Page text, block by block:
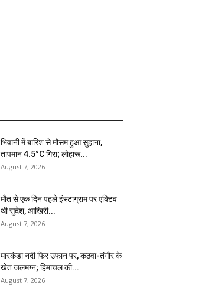
भिवानी में बारिश से मौसम हुआ सुहाना,
तापमान 4.5°C गिरा; लोहारू...
August 7, 2026
मौत से एक दिन पहले इंस्टाग्राम पर एक्टिव
थी सुदेश, आखिरी...
August 7, 2026
मारकंडा नदी फिर उफान पर, कठवा-तंगौर के
खेत जलमग्न; हिमाचल की...
August 7, 2026